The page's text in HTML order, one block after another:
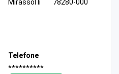
Mirassol Ii
78280-000
Telefone
**********